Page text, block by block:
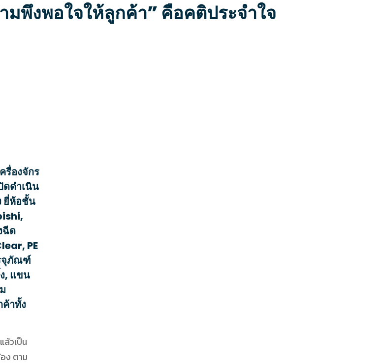
มพึงพอใจให้ลูกค้า” คือคติประจำใจ
รื่องจักร
ดำเนิน
ยี่ห้อชั้น
ฉีด
PE
จุภัณฑ์
, แขน
าทั้ง
ล้วเป็น
ง ตาม